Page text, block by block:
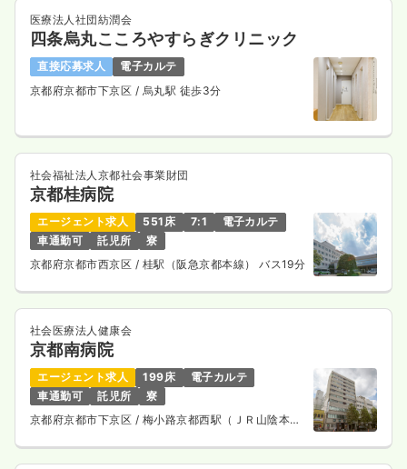
医療法人社団紡潤会
四条烏丸こころやすらぎクリニック
直接応募求人
電子カルテ
京都府京都市下京区 / 烏丸駅 徒歩3分
社会福祉法人京都社会事業財団
京都桂病院
エージェント求人 551床 7:1
電子カルテ
車通勤可
託児所
寮
京都府京都市西京区 / 桂駅（阪急京都本線） バス19分
社会医療法人健康会
京都南病院
エージェント求人 199床
電子カルテ
車通勤可
託児所
寮
京都府京都市下京区 / 梅小路京都西駅（ＪＲ山陰本